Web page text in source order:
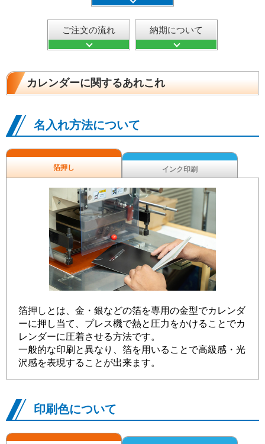
ご注文の流れ 納期について
カレンダーに関するあれこれ
名入れ方法について
箔押し インク印刷
箔押しとは、金・銀などの箔を専用の金型でカレンダ
ーに押し当て、プレス機で熱と圧力をかけることでカ
レンダーに圧着させる方法です。
一般的な印刷と異なり、箔を用いることで高級感・光
沢感を表現することが出来ます。
印刷色について